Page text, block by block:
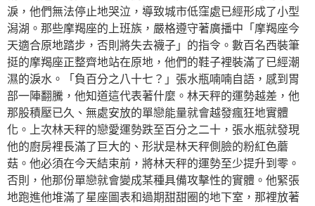
淚，他們無法停止地哭泣，導致城市低窪處已經形成了小型
潟湖。那些摩羯座的上班族，嚴格遵守著廣播中「摩羯座今
天適合原地踏步，否則將失去襪子」的指令。數百名西裝筆
挺的摩羯座正整齊地站在原地，他們的鞋子裡裝滿了已經潮
濕的淚水。「負百分之八十七？」張水瓶喃喃自語，感到胃
部一陣翻騰，他知道這代表著什麼。林天秤的運勢越差，他
那股積壓已久、無處安放的單戀能量就會越發瘋狂地實體
化。上次林天秤的戀愛運勢跌至百分之二十，張水瓶就發現
他的廚房裡長滿了巨大的、形狀是林天秤側臉的粉紅色蘑
菇。他必須在今天結束前，將林天秤的運勢至少提升到零。
否則，他那份單戀就會變成某種具備攻擊性的實體。他緊張
地跑進他堆滿了星座圖表和過期甜甜圈的地下室，那裡放著